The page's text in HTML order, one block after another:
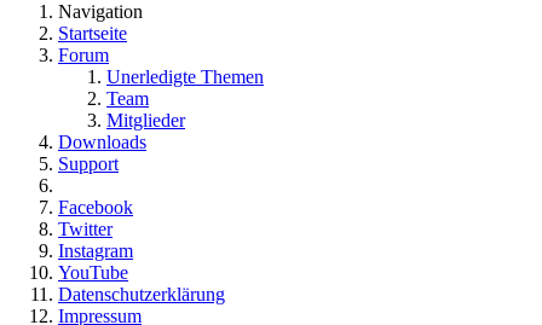
Navigation
Startseite
Forum
Unerledigte Themen
Team
Mitglieder
Downloads
Support
Facebook
Twitter
Instagram
YouTube
Datenschutzerklärung
Impressum